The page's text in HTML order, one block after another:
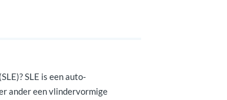
SLE is een auto-
ander een vlindervormige